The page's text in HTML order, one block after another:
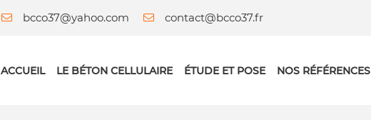
contact@bcco37.fr
ACCUEIL LE BÉTON CELLULAIRE ÉTUDE ET POSE NOS RÉFÉRENCES